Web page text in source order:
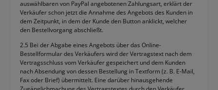
auswählbaren von PayPal angebotenen Zahlungsart, erklärt der
Verkäufer schon jetzt die Annahme des Angebots des Kunden in
dem Zeitpunkt, in dem der Kunde den Button anklickt, welcher
den Bestellvorgang abschließt.
2.5 Bei der Abgabe eines Angebots über das Online-
Bestellformular des Verkäufers wird der Vertragstext nach dem
Vertragsschluss vom Verkäufer gespeichert und dem Kunden
nach Absendung von dessen Bestellung in Textform (z. B. E-Mail,
Fax oder Brief) übermittelt. Eine darüber hinausgehende